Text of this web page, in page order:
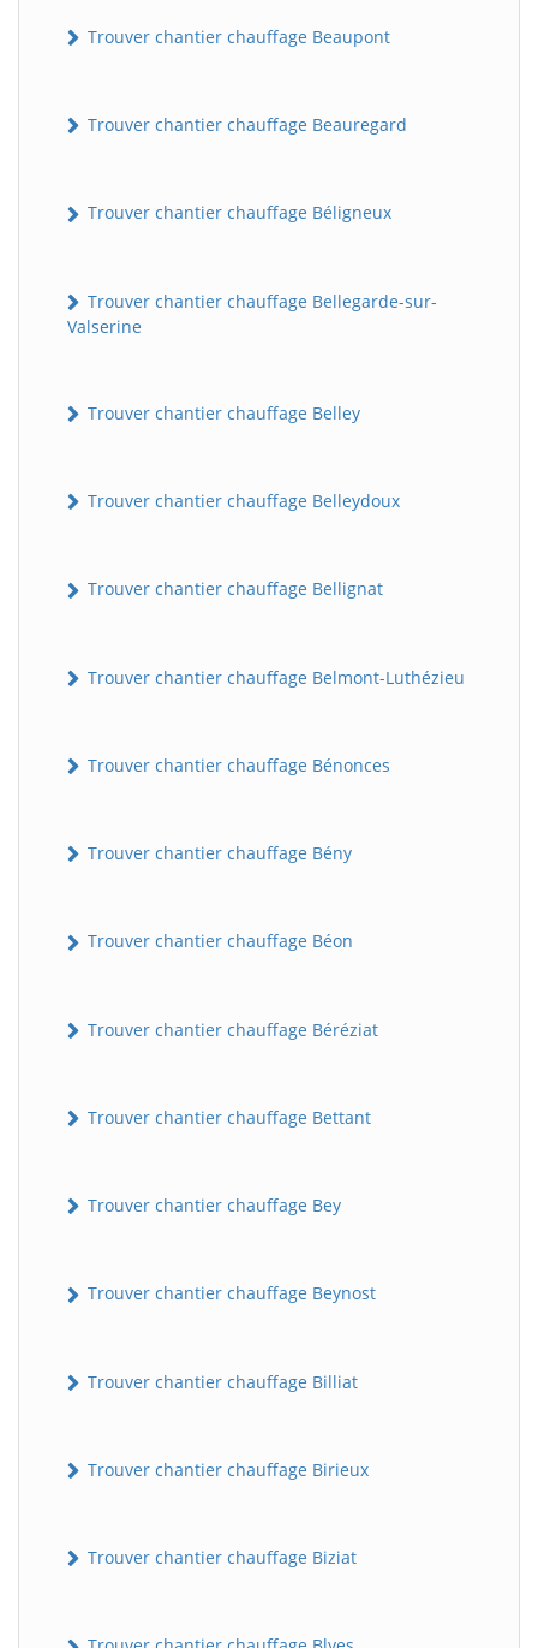
Trouver chantier chauffage Beaupont
Trouver chantier chauffage Beauregard
Trouver chantier chauffage Béligneux
Trouver chantier chauffage Bellegarde-sur-
Valserine
Trouver chantier chauffage Belley
Trouver chantier chauffage Belleydoux
Trouver chantier chauffage Bellignat
Trouver chantier chauffage Belmont-Luthézieu
Trouver chantier chauffage Bénonces
Trouver chantier chauffage Bény
Trouver chantier chauffage Béon
Trouver chantier chauffage Béréziat
Trouver chantier chauffage Bettant
Trouver chantier chauffage Bey
Trouver chantier chauffage Beynost
Trouver chantier chauffage Billiat
Trouver chantier chauffage Birieux
Trouver chantier chauffage Biziat